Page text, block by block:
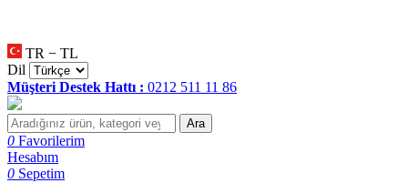
TR − TL
Dil
Müşteri Destek Hattı : 0212 511 11 86
Ara
0 Favorilerim
Hesabım
0 Sepetim